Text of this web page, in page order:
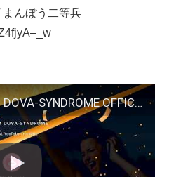
んぼう二等兵
Morning @ フリーBGM DOVA-SYNDROME OFFICIAL YouTube CHANNEL